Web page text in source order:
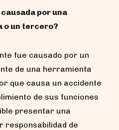
por una
o un tercero?
fue causado por un
de una herramienta
que causa un accidente
de sus funciones
presentar una
responsabilidad de